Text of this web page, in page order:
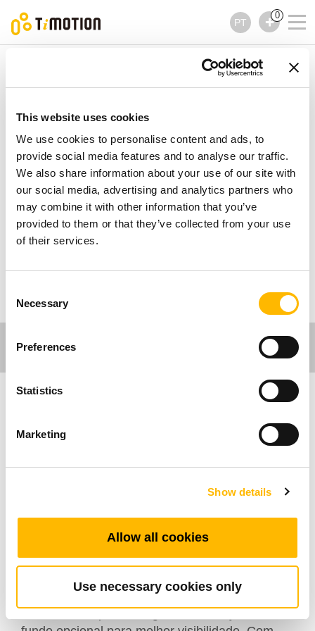
This website uses cookies
We use cookies to personalise content and ads, to
provide social media features and to analyse our traffic.
We also share information about your use of our site with
our social media, advertising and analytics partners who
may combine it with other information that you’ve
provided to them or that they’ve collected from your use
of their services.
Selection
Necessary
Preferences
Statistics
Marketing
Show details
Allow all cookies
Use necessary cookies only
PT
0
TMH18 Series
TMH18 Series
Controles
confiável para uma ampla gama de aplicações
garante ajustes suaves para sistemas de
movimento complexos. Construído para
suportar ambientes exigentes, possui uma
classificação de proteção IP66W para